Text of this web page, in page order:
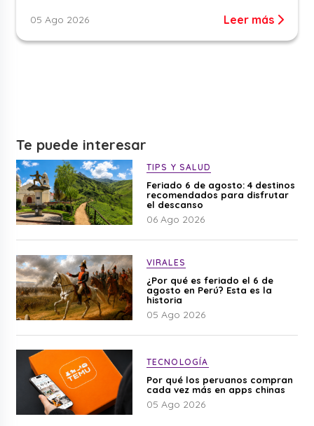
05 Ago 2026 Leer más
Te puede interesar
TIPS Y SALUD
Feriado 6 de agosto: 4 destinos
recomendados para disfrutar
el descanso
06 Ago 2026
VIRALES
¿Por qué es feriado el 6 de
agosto en Perú? Esta es la
historia
05 Ago 2026
TECNOLOGÍA
Por qué los peruanos compran
cada vez más en apps chinas
05 Ago 2026